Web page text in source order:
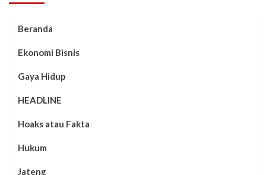
Beranda
Ekonomi Bisnis
Gaya Hidup
HEADLINE
Hoaks atau Fakta
Hukum
Jateng